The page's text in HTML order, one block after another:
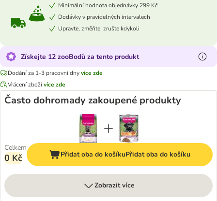
Minimální hodnota objednávky 299 Kč
Dodávky v pravidelných intervalech
Upravte, změňte, zrušte kdykoli
Získejte 12 zooBodů za tento produkt
Dodání za 1-3 pracovní dnyvíce zde
Vrácení zbožívíce zde
Často dohromady zakoupené produkty
Celkem
0 Kč Přidat oba do košíkuPřidat oba do košíku
Zobrazit více